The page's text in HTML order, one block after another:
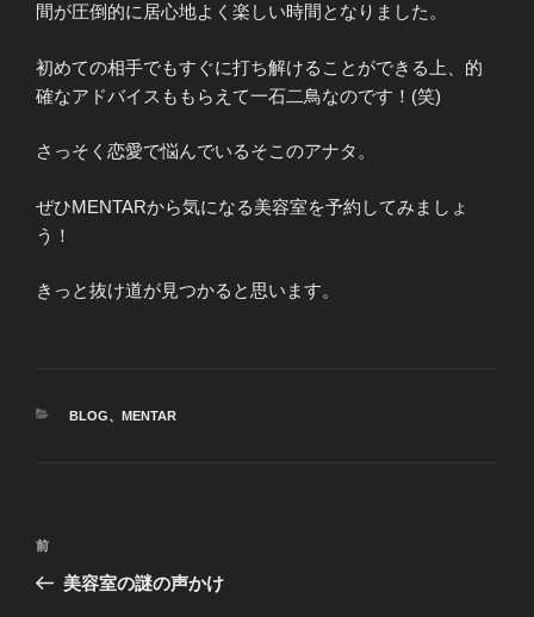
間が圧倒的に居心地よく楽しい時間となりました。
初めての相手でもすぐに打ち解けることができる上、的
確なアドバイスももらえて一石二鳥なのです！(笑)
さっそく恋愛で悩んでいるそこのアナタ。
ぜひMENTARから気になる美容室を予約してみましょ
う！
きっと抜け道が見つかると思います。
カ
BLOG、 MENTAR
投
ナ
前
の
前
美容室の謎の声かけ